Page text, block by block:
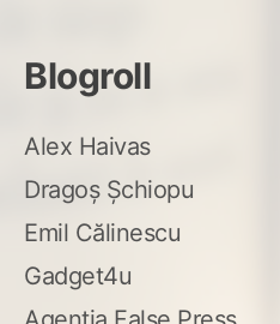
Blogroll
Alex Haivas
Dragoș Șchiopu
Emil Călinescu
Gadget4u